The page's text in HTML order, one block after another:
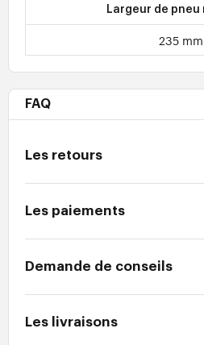
Largeur de pneu
235 mm
FAQ
Les retours
Les paiements
Demande de conseils
Les livraisons